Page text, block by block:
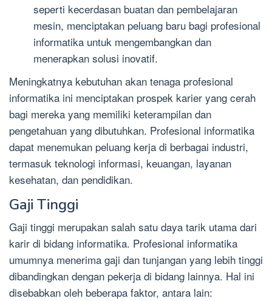
seperti kecerdasan buatan dan pembelajaran
mesin, menciptakan peluang baru bagi profesional
informatika untuk mengembangkan dan
menerapkan solusi inovatif.
Meningkatnya kebutuhan akan tenaga profesional
informatika ini menciptakan prospek karier yang cerah
bagi mereka yang memiliki keterampilan dan
pengetahuan yang dibutuhkan. Profesional informatika
dapat menemukan peluang kerja di berbagai industri,
termasuk teknologi informasi, keuangan, layanan
kesehatan, dan pendidikan.
Gaji Tinggi
Gaji tinggi merupakan salah satu daya tarik utama dari
karir di bidang informatika. Profesional informatika
umumnya menerima gaji dan tunjangan yang lebih tinggi
dibandingkan dengan pekerja di bidang lainnya. Hal ini
disebabkan oleh beberapa faktor, antara lain: